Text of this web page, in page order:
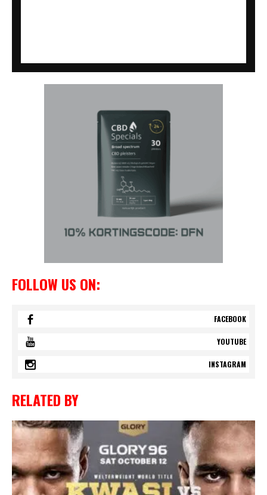
FOLLOW US ON:
FACEBOOK
YOUTUBE
INSTAGRAM
RELATED BY